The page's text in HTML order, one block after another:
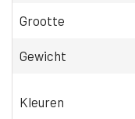
Grootte
Gewicht
Kleuren